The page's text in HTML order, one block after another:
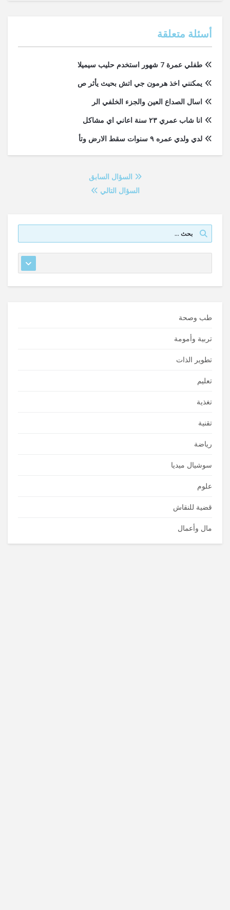
أسئلة متعلقة
طفلي عمرة 7 شهور استخدم حليب سيميلا
يمكنني اخذ هرمون جي اتش بحيث يأثر ص
اسال الصداع العين والجزء الخلفي الر
انا شاب عمري ٢٣ سنة اعاني اي مشاكل
لدي ولدي عمره ٩ سنوات سقط الارض وتأ
السؤال السابق
السؤال التالي
طب وصحة
تربية وأمومة
تطوير الذات
تعليم
تغذية
تقنية
رياضة
سوشيال ميديا
علوم
قضية للنقاش
مال وأعمال